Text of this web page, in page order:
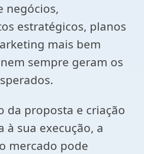
negócios,
estratégicos, planos
mais bem
sempre geram os
da proposta e criação
à sua execução, a
mercado pode